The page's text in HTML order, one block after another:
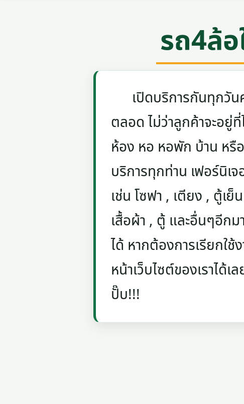
รถ4ล้
เปิดบริการกันทุกวันค
ตลอด ไม่ว่าลูกค้าจะอยู่ที่
ห้อง หอ หอพัก บ้าน หรื
บริการทุกท่าน เฟอร์นิเ
เช่น โซฟา , เตียง , ตู้เ
เสื้อผ้า , ตู้ และอื่นๆอีก
ได้ หากต้องการเรียกใ
หน้าเว็บไซต์ของเราได้
ปั๊บ!!!